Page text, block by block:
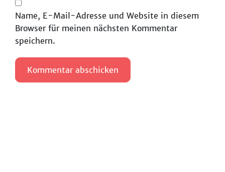
Name, E-Mail-Adresse und Website in diesem
Browser für meinen nächsten Kommentar
speichern.